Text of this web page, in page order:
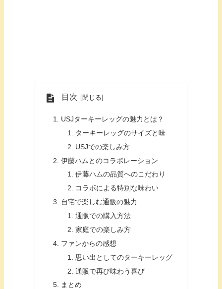
目次
USJターキーレッグの魅力とは？
ターキーレッグのサイズと味
USJでの楽しみ方
伊藤ハムとのコラボレーション
伊藤ハムの品質へのこだわり
コラボによる特別な味わい
自宅で楽しむ通販の魅力
通販での購入方法
家庭での楽しみ方
ファンからの感想
思い出としてのターキーレッグ
通販で再び味わう喜び
まとめ